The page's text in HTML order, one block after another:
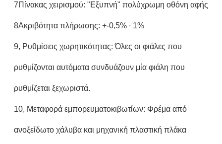
7Πίνακας χειρισμού: "Εξυπνή" πολύχρωμη οθόνη αφής
8Ακριβότητα πλήρωσης: +-0,5% ∙ 1%
9, Ρυθμίσεις χωρητικότητας: Όλες οι φιάλες που
ρυθμίζονται αυτόματα συνδυάζουν μία φιάλη που
ρυθμίζεται ξεχωριστά.
10, Μεταφορά εμπορευματοκιβωτίων: Φρέμα από
ανοξείδωτο χάλυβα και μηχανική πλαστική πλάκα